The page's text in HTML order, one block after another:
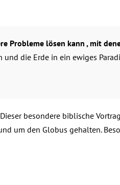
Probleme lösen kann , mit
die Erde in ein ewiges
Dieser besondere biblische
um den Globus gehalten.